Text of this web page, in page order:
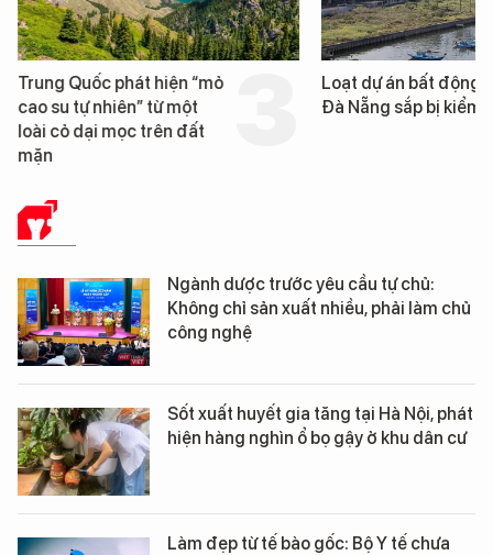
Trung Quốc phát hiện “mỏ
cao su tự nhiên” từ một
loài cỏ dại mọc trên đất
mặn
Loạt dự án bất động
Đà Nẵng sắp bị kiểm
Y TẾ
Ngành dược trước yêu cầu tự chủ:
Không chỉ sản xuất nhiều, phải làm chủ
công nghệ
Sốt xuất huyết gia tăng tại Hà Nội, phát
hiện hàng nghìn ổ bọ gậy ở khu dân cư
Làm đẹp từ tế bào gốc: Bộ Y tế chưa